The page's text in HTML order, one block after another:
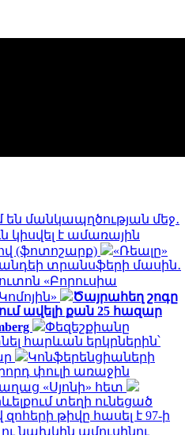
մանկապղծության մեջ․
կիսվել է ամառային
(ֆոտոշարք)
«Ռեալը»
տրանսֆերի մասին․
«Բորուսիա
Ծայրահեղ շոգը
ավելի քան 25 հազար
Փեզեշքիանը
հարևան երկրներին՝
Կոնֆերենցիաների
փուլի առաջին
«Սյոնի» հետ
տեղի ունեցած
թիվը հասել է 97-ի
նախկին ամուսինու